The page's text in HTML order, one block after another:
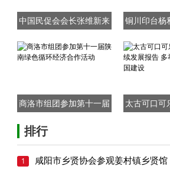
中国民促会会长张维新来
生态产业园
铜川印台杨
商洛市组团参加第十一届
太古可口可
排行
1 咸阳市乡贤协会参观姜村镇乡贤馆